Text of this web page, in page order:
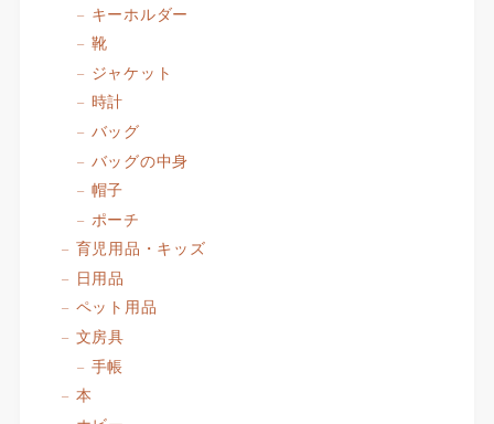
キーホルダー
靴
ジャケット
時計
バッグ
バッグの中身
帽子
ポーチ
育児用品・キッズ
日用品
ペット用品
文房具
手帳
本